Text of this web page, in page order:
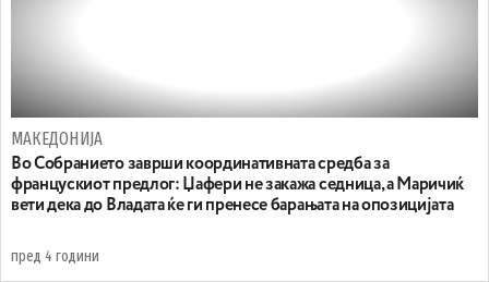
МАКЕДОНИЈА
Во Собранието заврши координативната средба за
францускиот предлог: Џафери не закажа седница, а Маричиќ
вети дека до Владата ќе ги пренесе барањата на опозицијата
пред 4 години